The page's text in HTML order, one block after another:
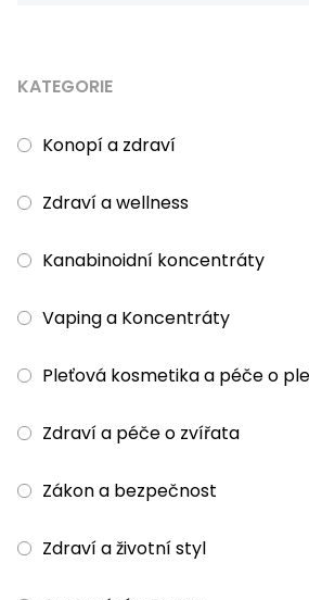
KATEGORIE
Konopí a zdraví
Zdraví a wellness
Kanabinoidní koncentráty
Vaping a Koncentráty
Pleťová kosmetika a péče o
Zdraví a péče o zvířata
Zákon a bezpečnost
Zdraví a životní styl